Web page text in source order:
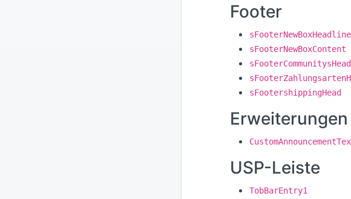
Footer
sFooterNewBoxHeadline
sFooterNewBoxContent
sFooterCommunitysHead
sFootershippingHead
Erweiterungen
USP-Leiste
TobBarEntry1